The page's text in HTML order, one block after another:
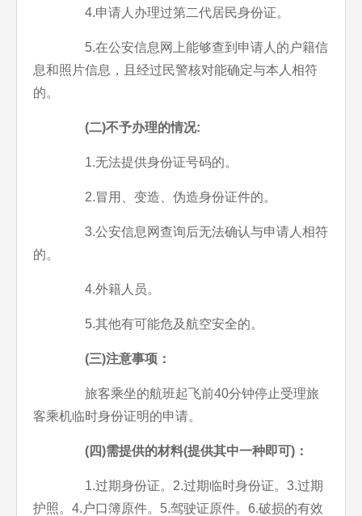
4.申请人办理过第二代居民身份证。
5.在公安信息网上能够查到申请人的户籍信
息和照片信息，且经过民警核对能确定与本人相符
的。
(二)不予办理的情况:
1.无法提供身份证号码的。
2.冒用、变造、伪造身份证件的。
3.公安信息网查询后无法确认与申请人相符
的。
4.外籍人员。
5.其他有可能危及航空安全的。
(三)注意事项：
旅客乘坐的航班起飞前40分钟停止受理旅
客乘机临时身份证明的申请。
(四)需提供的材料(提供其中一种即可)：
1.过期身份证。2.过期临时身份证。3.过期
护照。4.户口簿原件。5.驾驶证原件。6.破损的有效